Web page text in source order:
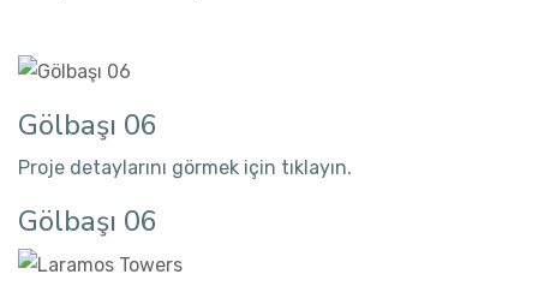
Gölbaşı 06
Proje detaylarını görmek için tıklayın.
Gölbaşı 06